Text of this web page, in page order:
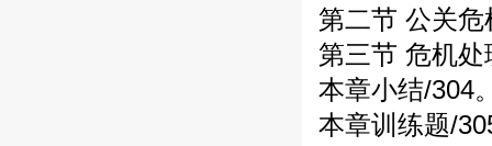
第二节 公关
第三节 危机
本章小结/304
本章训练题/